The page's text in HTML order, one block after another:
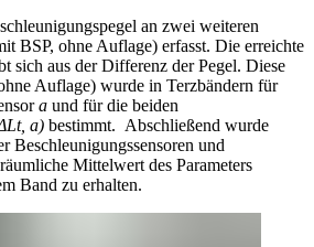
an zwei weiteren
BSP, ohne Auflage) erfasst. Die erreichte
sich aus der Differenz der Pegel. Diese
Auflage) wurde in Terzbändern für
a und für die beiden
a) bestimmt. Abschließend wurde
Beschleunigungssensoren und
Mittelwert des Parameters
Band zu erhalten.